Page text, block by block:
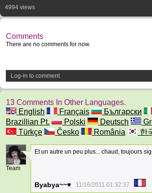
4994 views
Comments
There are no comments for now.
Log-in to comment
13 Comments In Other Languages.
English
Français Български
Brazillian Pt.
Polski Deutsch
Türkçe
Česko România 한
36
Team
Et un autre un peu plus... chaud, toujours
Byabya~~♥ 11/16/2011 01:32:37